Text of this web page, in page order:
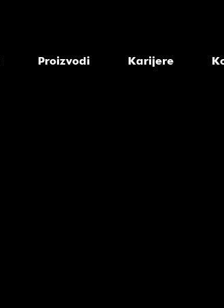
Proizvodi Karijere